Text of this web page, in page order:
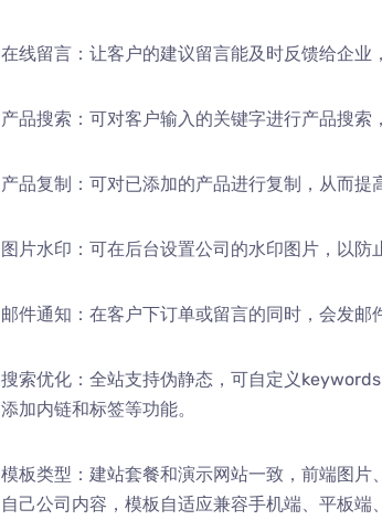
在线留言：让客户的建议留言能及时反馈给企业
产品搜索：可对客户输入的关键字进行产品搜索
产品复制：可对已添加的产品进行复制，从而提
图片水印：可在后台设置公司的水印图片，以防
邮件通知：在客户下订单或留言的同时，会发邮
搜索优化：全站支持伪静态，可自定义
添加内链和标签等功能。
模板类型：建站套餐和演示网站一致，前端图
自己公司内容，模板自适应兼容手机端、平板端